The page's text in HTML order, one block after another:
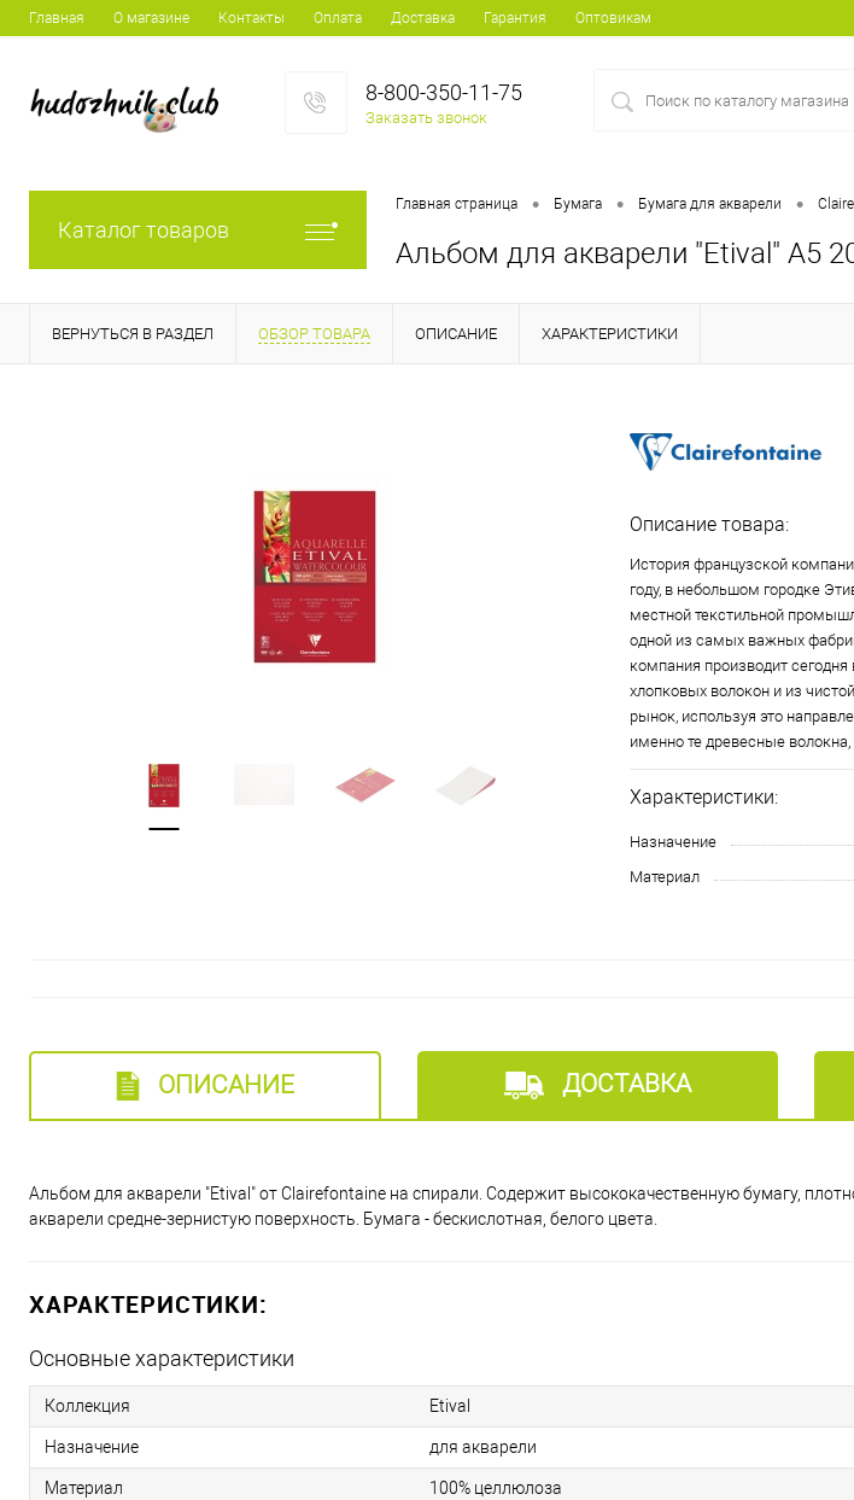
Главная О магазине Контакты Оплата Доставка Гарантия Оптовикам
8-800-350-11-75
Заказать звонок
Каталог товаров
Главная страница • Бумага • Бумага для акварели •
Альбом для акварели "Etival" А5
ВЕРНУТЬСЯ В РАЗДЕЛ ОБЗОР ТОВАРА ОПИСАНИЕ ХАРАКТЕРИСТИКИ
Описание товара:
История французской
году, в небольшом городке
местной текстильной
одной из самых важных
компания производит
хлопковых волокон и из
рынок, используя это
именно те древесные
Характеристики:
Назначение
Материал
ОПИСАНИЕ ДОСТАВКА
Альбом для акварели "Etival" от Clairefontaine на спирали. Содержит высококачественную бумагу,
акварели средне-зернистую поверхность. Бумага - бескислотная, белого цвета.
ХАРАКТЕРИСТИКИ:
Основные характеристики
Коллекция Etival
Назначение для акварели
Материал 100% целлюлоза